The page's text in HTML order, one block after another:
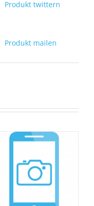
Produkt twittern
Produkt mailen